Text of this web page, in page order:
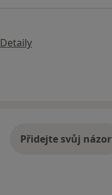
Detaily
Přidejte svůj názor